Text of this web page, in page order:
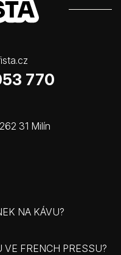
770
31 Milín
NA KÁVU?
VE FRENCH PRESSU?